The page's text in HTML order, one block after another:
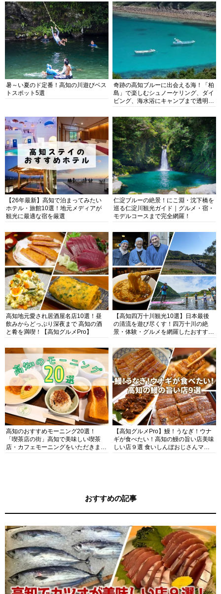
暑～い夏のド定番！高知の川遊びベス
トスポット5選
奇跡の高知ブルーに出会える海！「柏
島」で楽しむシュノーケリング、ダイ
ビング、海水浴にキャンプまで透明度
【26年最新】高知で泊まってみたい
ホテル・旅館10選！地元メディアが
観光に最適な宿を厳選
仁淀ブルーの絶景！にこ淵・沈下橋を
巡る仁淀川観光ガイド｜グルメ・宿・
モデルコースまで完全網羅！
高知地元愛され居酒屋名店10選！昼
飲みからどっぷり深夜まで 高知の酒
と肴を満喫！【高知グルメPro】
【高知四万十川観光10選】日本最後
の清流を遊び尽くす！四万十川の絶
景・体験・グルメを網羅したおすすめ
高知のおすすめモーニング20選！
「喫茶店の街」高知で美味しい喫茶
店・カフェモーニングをいただきま
【高知グルメPro】鰻！うなぎ！ウナ
ギが食べたい！高知の鰻の旨い店美味
しい店９選 食いしんぼおじさんマッ
おすすめの記事